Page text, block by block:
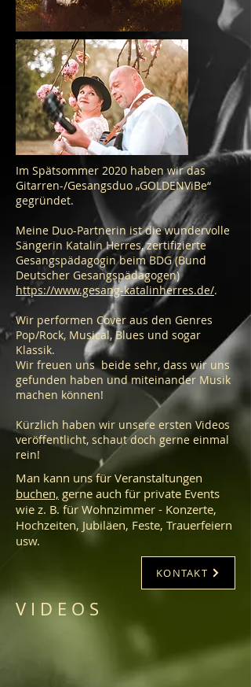
Im Spätsommer 2020 haben wir das
Gitarren-/Gesangsduo „GOLDENViBe“
gegründet.
Meine Duo-Partnerin ist die wundervolle
Sängerin Katalin Herres, zertifizierte
Gesangspädagogin beim BDG (Bund
Deutscher Gesangspädagogen)
https://www.gesang-katalinherres.de/.
Wir performen Cover aus den Genres
Pop/Rock, Musical, Blues und sogar
Klassik.
Wir freuen uns beide sehr, dass wir uns
gefunden haben und miteinander Musik
machen können!
Kürzlich haben wir unsere ersten Videos
veröffentlicht, schaut doch gerne einmal
rein!
Man kann uns für Veranstaltungen
buchen, gerne auch für private Events
wie z. B. für Wohnzimmer - Konzerte,
Hochzeiten, Jubiläen, Feste, Trauerfeiern
usw.
KONTAKT
V I D E O S